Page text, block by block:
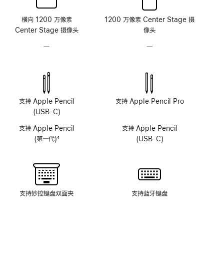
横向 1200 万像素
Center Stage 摄像头
—
像
头
统
支持 Apple Pencil
(USB-C)
支持 Apple Pencil
(第一代)4
支持妙控键盘双面夹
1200 万像素 Center Stage 摄
像头
—
像
统
支持 Apple Pencil Pro
支持 Apple Pencil
(USB-C)
支持蓝牙键盘